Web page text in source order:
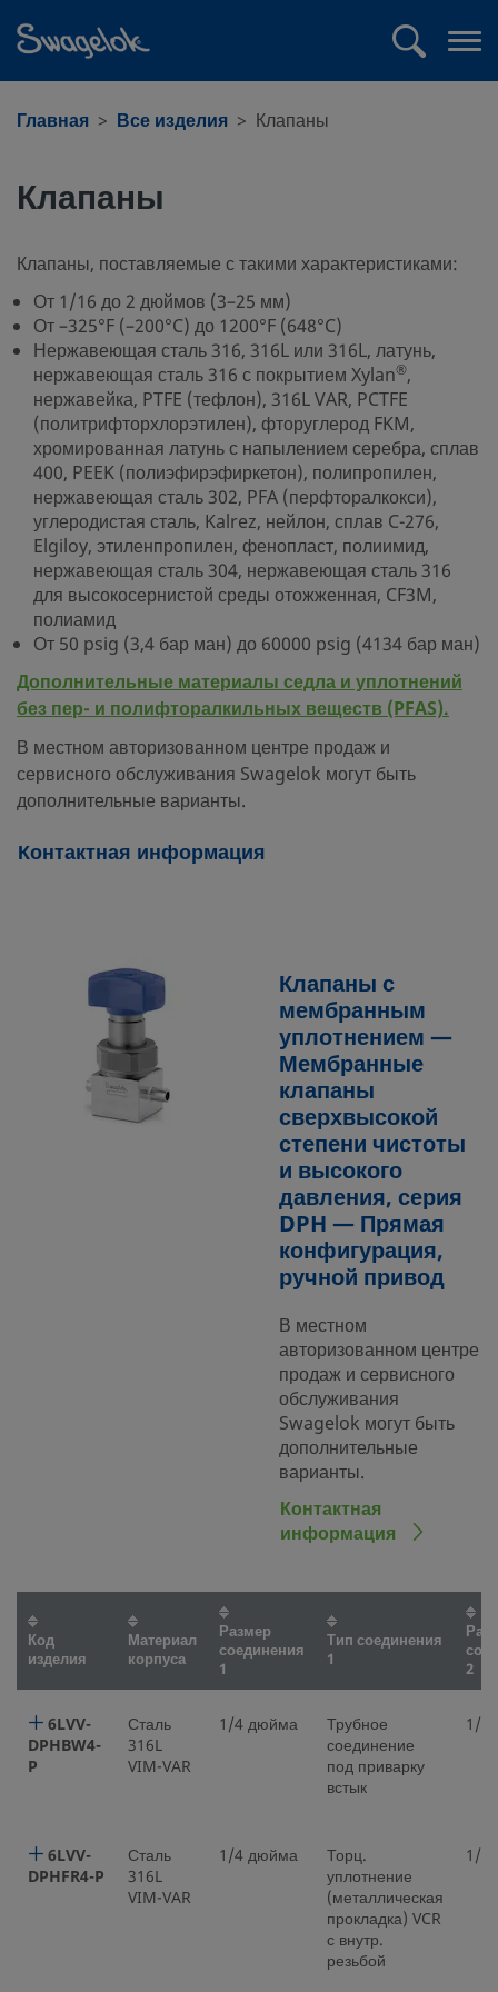
Главная
Все изделия Клапаны
Клапаны
Клапаны, поставляемые с такими характеристиками:
От 1/16 до 2 дюймов (3–25 мм)
От –325°F (–200°C) до 1200°F (648°C)
Нержавеющая сталь 316, 316L или 316L, латунь,
нержавеющая сталь 316 с покрытием Xylan®,
нержавейка, PTFE (тефлон), 316L VAR, PCTFE
(политрифторхлорэтилен), фторуглерод FKM,
хромированная латунь с напылением серебра, сплав
400, PEEK (полиэфирэфиркетон), полипропилен,
нержавеющая сталь 302, PFA (перфторалкокси),
углеродистая сталь, Kalrez, нейлон, сплав C-276,
Elgiloy, этиленпропилен, фенопласт, полиимид,
нержавеющая сталь 304, нержавеющая сталь 316
для высокосернистой среды отожженная, CF3M,
полиамид
От 50 psig (3,4 бар ман) до 60000 psig (4134 бар ман)
Дополнительные материалы седла и уплотнений
без пер- и полифторалкильных веществ (PFAS).
В местном авторизованном центре продаж и
сервисного обслуживания Swagelok могут быть
дополнительные варианты.
Контактная информация
Клапаны с
мембранным
уплотнением —
Мембранные
клапаны
сверхвысокой
степени чистоты
и высокого
давления, серия
DPH — Прямая
конфигурация,
ручной привод
В местном
авторизованном центре
продаж и сервисного
обслуживания
Swagelok могут быть
дополнительные
варианты.
Контактная
информация
Код
изделия
Материал
корпуса
Размер
соединения
1
Тип соединения
1
2
6LVV-
DPHBW4-
P
Сталь
316L
VIM-VAR
1/4 дюйма
Трубное
соединение
под приварку
встык
1/4
6LVV-
DPHFR4-P
Сталь
316L
VIM-VAR
1/4 дюйма
Торц.
уплотнение
(металлическая
прокладка) VCR
с внутр.
резьбой
1/4